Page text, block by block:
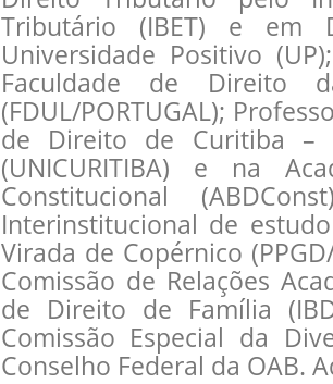
Tributário (IBET) e em
Universidade Positivo
Faculdade de Direito
(FDUL/PORTUGAL);
de Direito de Curitiba –
(UNICURITIBA) e na
Constitucional
Interinstitucional de
Virada de Copérnico
Comissão de Relações
de Direito de Família
Comissão Especial da
Conselho Federal da OAB.